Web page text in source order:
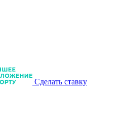
Сделать ставку